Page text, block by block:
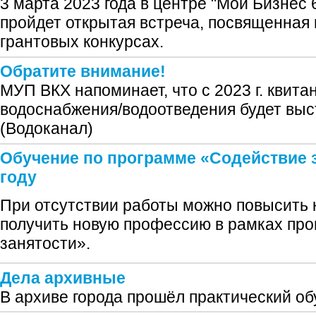
пройдет открытая встреча,
грантовых конкурсах.
Обратите внимание!
МУП ВКХ напоминает, что с 2023 г.
водоснабжения/водоотведения будет
(Водоканал)
Обучение по программе «Содействие
году
При отсутствии работы можно
получить новую профессию в рамках
занятости».
Дела архивные
В архиве города прошёл практический